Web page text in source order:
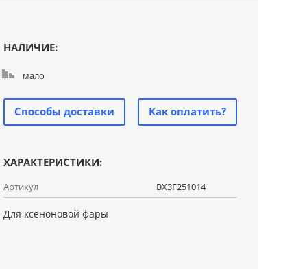
НАЛИЧИЕ:
мало
Способы доставки Как оплатить?
ХАРАКТЕРИСТИКИ:
Артикул BX3F251014
Для ксеноновой фары